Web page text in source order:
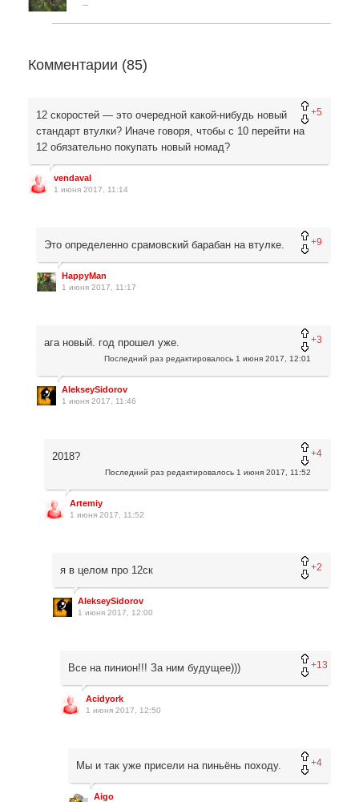
Комментарии (85)
+5
12 скоростей — это очередной какой-нибудь новый
стандарт втулки? Иначе говоря, чтобы с 10 перейти на
12 обязательно покупать новый номад?
vendaval
1 июня 2017, 11:14
+9
Это определенно срамовский барабан на втулке.
HappyMan
1 июня 2017, 11:17
+3
ага новый. год прошел уже.
Последний раз редактировалось 1 июня 2017, 12:01
AlekseySidorov
1 июня 2017, 11:46
+4
2018?
Последний раз редактировалось 1 июня 2017, 11:52
Artemiy
1 июня 2017, 11:52
+2
я в целом про 12ск
AlekseySidorov
1 июня 2017, 12:00
+13
Все на пинион!!! За ним будущее)))
Acidyork
1 июня 2017, 12:50
+4
Мы и так уже присели на пиньёнь походу.
Aigo